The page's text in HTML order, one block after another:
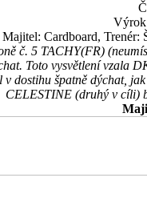
Majitel: Cardboard, Trenér:
č. 5 TACHY(FR)
Toto vysvětlení vzala
v dostihu špatně dýchat,
CELESTINE (druhý v cíli)